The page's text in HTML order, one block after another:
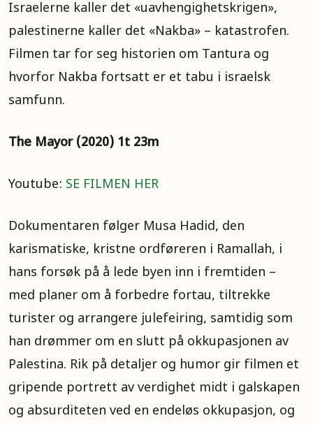
Israelerne kaller det «uavhengighetskrigen»,
palestinerne kaller det «Nakba» – katastrofen.
Filmen tar for seg historien om Tantura og
hvorfor Nakba fortsatt er et tabu i israelsk
samfunn.
The Mayor (2020) 1t 23m ​​
Youtube: SE FILMEN HER
Dokumentaren følger Musa Hadid, den
karismatiske, kristne ordføreren i Ramallah, i
hans forsøk på å lede byen inn i fremtiden –
med planer om å forbedre fortau, tiltrekke
turister og arrangere julefeiring, samtidig som
han drømmer om en slutt på okkupasjonen av
Palestina. Rik på detaljer og humor gir filmen et
gripende portrett av verdighet midt i galskapen
og absurditeten ved en endeløs okkupasjon, og